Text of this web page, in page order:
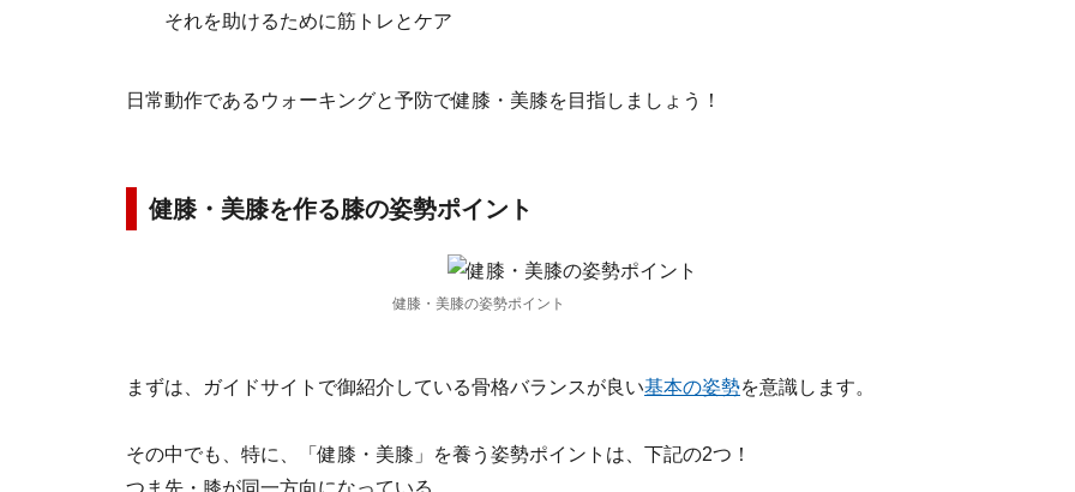
それを助けるために筋トレとケア
日常動作であるウォーキングと予防で健膝・美膝を目指しましょう！
健膝・美膝を作る膝の姿勢ポイント
健膝・美膝の姿勢ポイント
まずは、ガイドサイトで御紹介している骨格バランスが良い基本の姿勢を意識します。
その中でも、特に、「健膝・美膝」を養う姿勢ポイントは、下記の2つ！
つま先・膝が同一方向になっている